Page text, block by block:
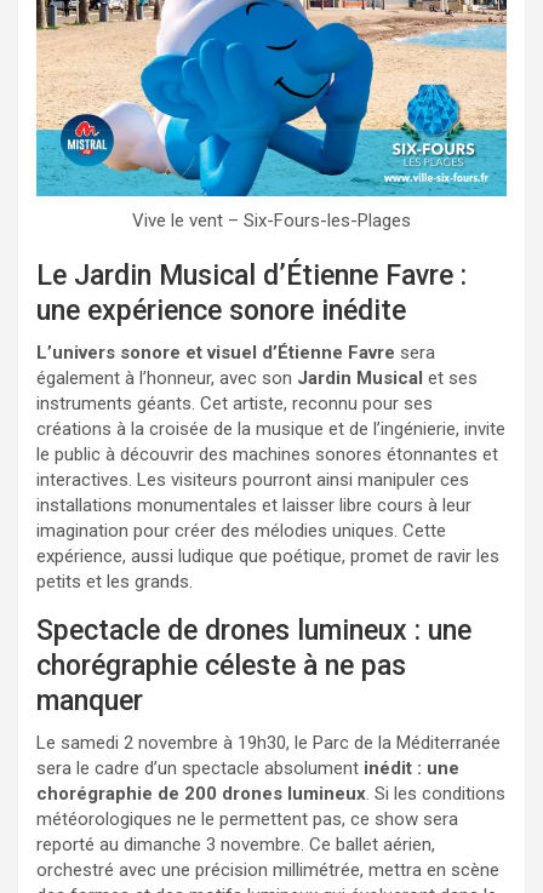
Vive le vent – Six-Fours-les-Plages
Le Jardin Musical d’Étienne Favre :
une expérience sonore inédite
L’univers sonore et visuel d’Étienne Favre sera
également à l’honneur, avec son Jardin Musical et ses
instruments géants. Cet artiste, reconnu pour ses
créations à la croisée de la musique et de l’ingénierie, invite
le public à découvrir des machines sonores étonnantes et
interactives. Les visiteurs pourront ainsi manipuler ces
installations monumentales et laisser libre cours à leur
imagination pour créer des mélodies uniques. Cette
expérience, aussi ludique que poétique, promet de ravir les
petits et les grands.
Spectacle de drones lumineux : une
chorégraphie céleste à ne pas
manquer
Le samedi 2 novembre à 19h30, le Parc de la Méditerranée
sera le cadre d’un spectacle absolument inédit : une
chorégraphie de 200 drones lumineux. Si les conditions
météorologiques ne le permettent pas, ce show sera
reporté au dimanche 3 novembre. Ce ballet aérien,
orchestré avec une précision millimétrée, mettra en scène